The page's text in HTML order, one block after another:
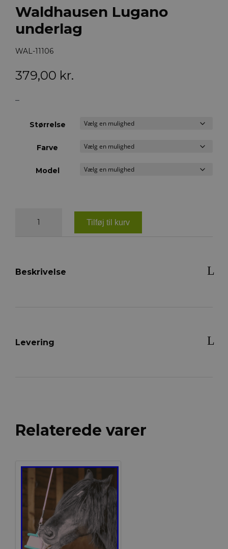
Waldhausen Lugano
underlag
WAL-11106
379,00 kr.
–
Størrelse
Farve
Model
Lugano
Tilføj til kurv
Beskrivelse
Levering
Relaterede varer
Tilbud!